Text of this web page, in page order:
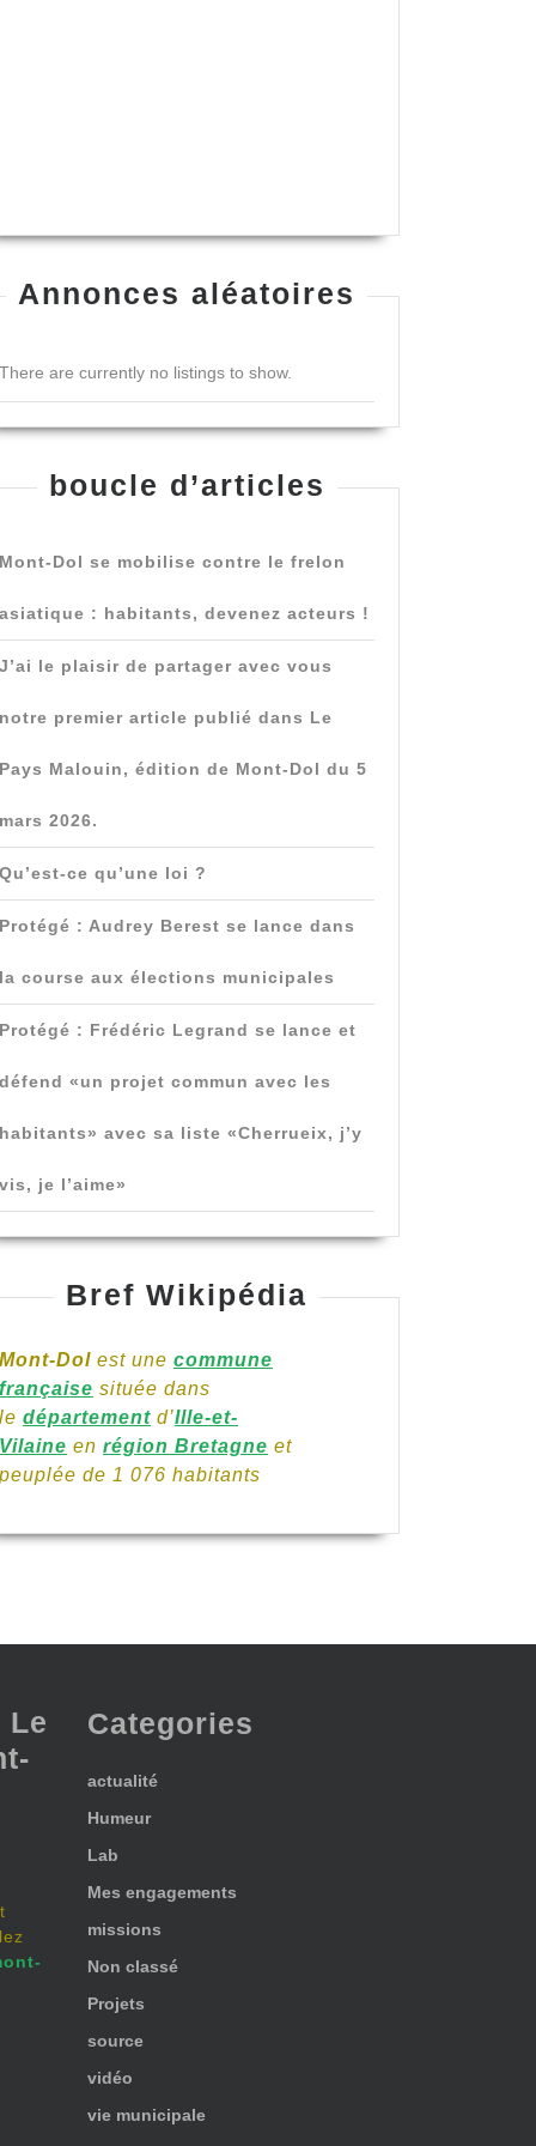
Annonces aléatoires
There are currently no listings to show.
boucle d’articles
Mont-Dol se mobilise contre le frelon
asiatique : habitants, devenez acteurs !
J’ai le plaisir de partager avec vous
notre premier article publié dans Le
Pays Malouin, édition de Mont-Dol du 5
mars 2026.
Qu’est-ce qu’une loi ?
Protégé : Audrey Berest se lance dans
la course aux élections municipales
Protégé : Frédéric Legrand se lance et
défend «un projet commun avec les
habitants» avec sa liste «Cherrueix, j’y
vis, je l’aime»
Bref Wikipédia
Mont-Dol est une commune
française située dans
le département d’Ille-et-
Vilaine en région Bretagne et
peuplée de 1 076 habitants
Le
Categories
actualité
Humeur
Lab
Mes engagements
missions
Non classé
Projets
source
vidéo
vie municipale